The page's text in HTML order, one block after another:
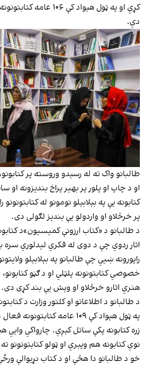
کړي او په ټول هېواد کې
دي.
طالبانو واک ته له رسېدو وروسته پر
او د چاپ او پلور پر بهیر پراخ بندیزونه او
کتابونه یې په بېلابېلو نومونو له
پر خرڅلاو او واردولو یې بندیز لګولی دی.
د طالبانو د «کتاب ارزونې کمیسیون»د
اثار ردوي چې د دوی له فکري لیدلوري سره
راپورونه ښيي چې طالبانو په بېلابېلو
خصوصي کتابتونونه پلټلي او د ګڼو کتابونو،
هنري اثارو خرڅلاو او وېش یې بند کړی دی.
د طالبانو د اطلاعاتو او کلتور وزارت د
زره کتابونه پکې ساتل کېږي. چارواکي
نوي کتابونه هم وپېري او ټولو کتابتونونو
خو د طالبانو دا هڅې او د کتاب نړیوالې